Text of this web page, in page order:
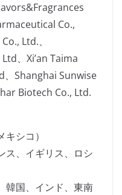
Co.,
Ltd.、
、Xi’an Taima
Shanghai Sunwise
Biotech Co., Ltd.
シコ）
ス、イギリス、ロシ
韓国、インド、東南